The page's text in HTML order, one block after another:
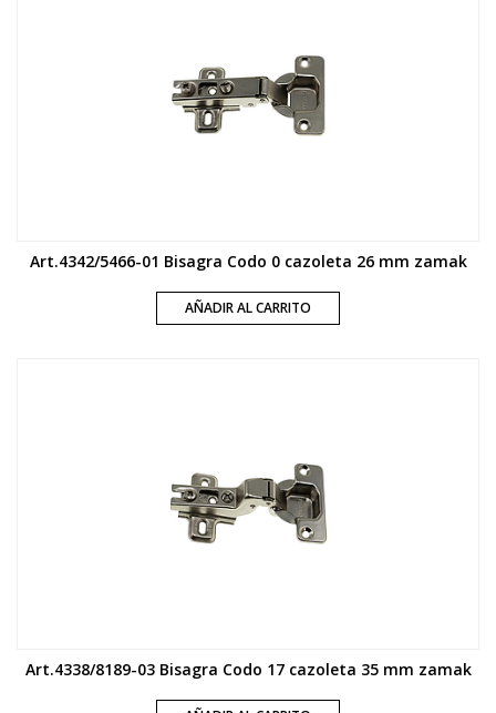
Art.4342/5466-01 Bisagra Codo 0 cazoleta 26 mm zamak
AÑADIR AL CARRITO
Art.4338/8189-03 Bisagra Codo 17 cazoleta 35 mm zamak